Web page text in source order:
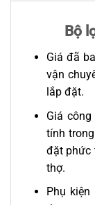
Bộ
Giá đã
vận
lắp đặt.
Giá
tính
đặt phức
thợ.
Phụ